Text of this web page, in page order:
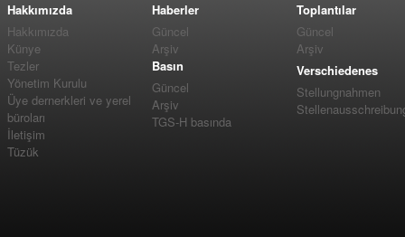
Hakkımızda
Hakkımızda
Künye
Tezler
Yönetim Kurulu
Üye dernerkleri ve yerel
büroları
İletişim
Tüzük
Haberler
Güncel
Arşiv
Basın
Güncel
Arşiv
TGS-H basında
Toplantılar
Güncel
Arşiv
Verschiedenes
Stellungnahmen